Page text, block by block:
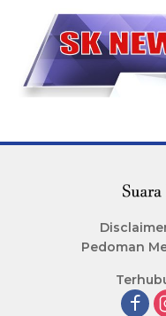
Pedoman